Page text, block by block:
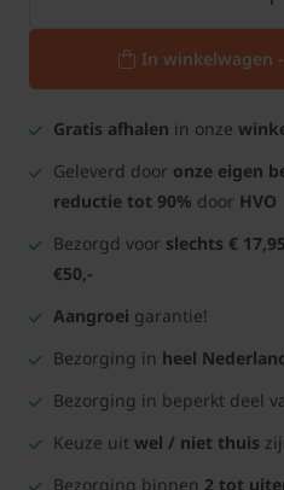
In winkelwagen -
Gratis afhalen in onze
Geleverd door onze eigen
reductie tot 90% door HVO
Bezorgd voor slechts € 17,95
€50,-
Aangroei garantie!
Bezorging in heel
Bezorging in beperkt deel
Keuze uit wel / niet thuis
Bezorging binnen 2 tot